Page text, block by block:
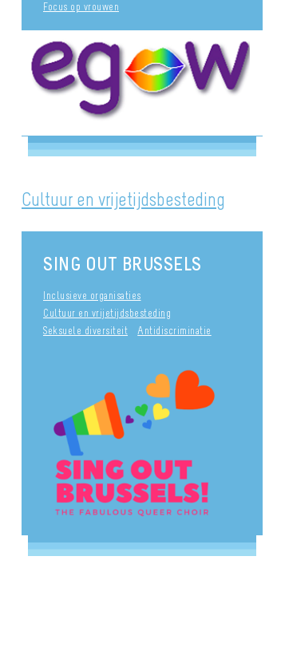
Focus op vrouwen
Cultuur en vrijetijdsbesteding
SING OUT BRUSSELS
Inclusieve organisaties
Cultuur en vrijetijdsbesteding
Seksuele diversiteit
Antidiscriminatie